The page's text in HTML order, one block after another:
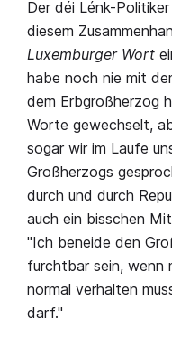
Der déi Lénk-
diesem
Luxemburger Wort
habe noch nie mit
dem Erbgroßherzog
Worte gewechselt,
sogar wir im Laufe
Großherzogs
durch und durch
auch ein bisschen
"Ich beneide den
furchtbar sein, wenn
normal verhalten
darf."